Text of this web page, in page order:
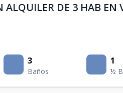
ALQUILER DE 3 HAB EN
3
Baños
1
½